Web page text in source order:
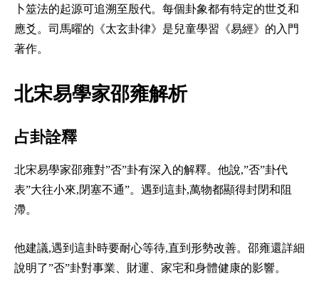
卜筮法的起源可追溯至殷代。每個卦象都有特定的世爻和
應爻。司馬曜的《太玄卦律》是兒童學習《易經》的入門
著作。
北宋易學家邵雍解析
占卦詮釋
北宋易學家邵雍對”否”卦有深入的解釋。他說,”否”卦代
表”大往小來,閉塞不通”。遇到這卦,萬物都顯得封閉和阻
滯。
他建議,遇到這卦時要耐心等待,直到形勢改善。邵雍還詳細
說明了”否”卦對事業、財運、家宅和身體健康的影響。